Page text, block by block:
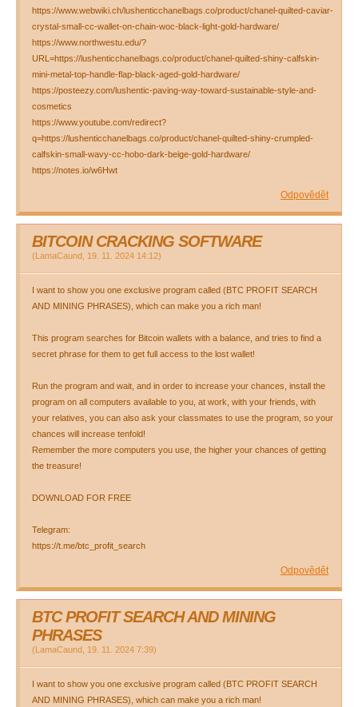
https://www.webwiki.ch/lushenticchanelbags.co/product/chanel-quilted-caviar-
crystal-small-cc-wallet-on-chain-woc-black-light-gold-hardware/
https://www.northwestu.edu/?
URL=https://lushenticchanelbags.co/product/chanel-quilted-shiny-calfskin-
mini-metal-top-handle-flap-black-aged-gold-hardware/
https://posteezy.com/lushentic-paving-way-toward-sustainable-style-and-
cosmetics
https://www.youtube.com/redirect?
q=https://lushenticchanelbags.co/product/chanel-quilted-shiny-crumpled-
calfskin-small-wavy-cc-hobo-dark-beige-gold-hardware/
https://notes.io/w6Hwt
Odpovědět
BITCOIN CRACKING SOFTWARE
(LamaCaund 19. 11. 2024 14:12)
I want to show you one exclusive program called (BTC PROFIT SEARCH
AND MINING PHRASES), which can make you a rich man!
This program searches for Bitcoin wallets with a balance, and tries to find a
secret phrase for them to get full access to the lost wallet!
Run the program and wait, and in order to increase your chances, install the
program on all computers available to you, at work, with your friends, with
your relatives, you can also ask your classmates to use the program, so your
chances will increase tenfold!
Remember the more computers you use, the higher your chances of getting
the treasure!
DOWNLOAD FOR FREE
Telegram:
https://t.me/btc_profit_search
Odpovědět
BTC PROFIT SEARCH AND MINING
PHRASES
(LamaCaund 19. 11. 2024 7:39)
I want to show you one exclusive program called (BTC PROFIT SEARCH
AND MINING PHRASES), which can make you a rich man!